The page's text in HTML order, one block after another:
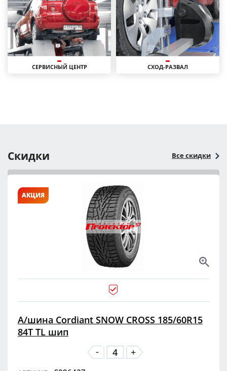
СЕРВИСНЫЙ ЦЕНТР СХОД-РАЗВАЛ
Скидки Все скидки
АКЦИЯ
А/шина Cordiant SNOW CROSS 185/60R15
84T TL шип
-
+